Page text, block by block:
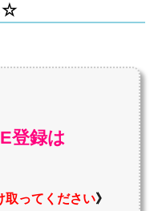
☆
登録は
取ってください》